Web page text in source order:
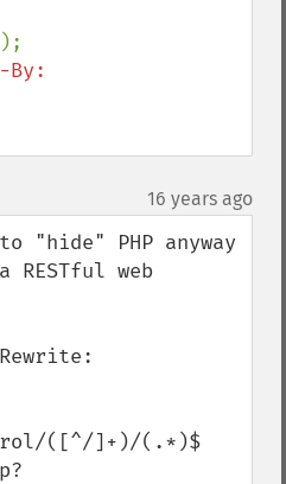
By:
16 years ago
"hide" PHP anyway
web
([^/]+)/(.*)$